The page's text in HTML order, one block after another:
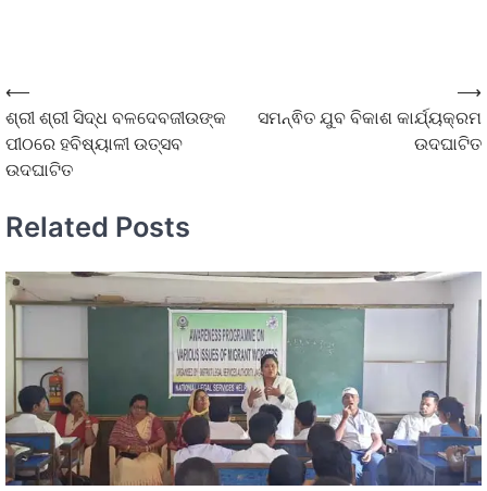
⟵
ଶ୍ରୀ ଶ୍ରୀ ସିଦ୍ଧ ବଳଦେବଜୀଉଙ୍କ
ପୀଠରେ ହବିଷ୍ୟାଳୀ ଉତ୍ସବ
ଉଦଘାଟିତ
ସମନ୍ଵିତ ଯୁବ ବିକାଶ କାର୍ଯ୍ୟକ୍ରମ
ଉଦଘାଟିତ
⟶
Related Posts